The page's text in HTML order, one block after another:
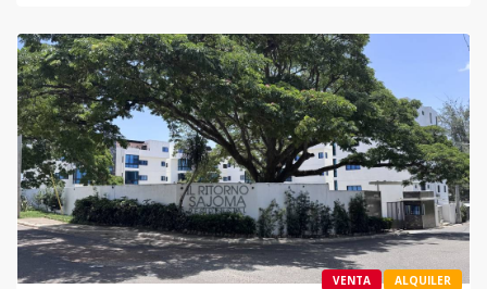
VENTA ALQUILER